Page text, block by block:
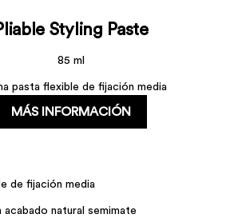
Styling Paste
85 ml
pasta flexible de fijación media
MÁS INFORMACIÓN
de fijación media
acabado natural semimate